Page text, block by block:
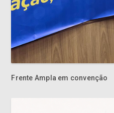
Frente Ampla em convenção